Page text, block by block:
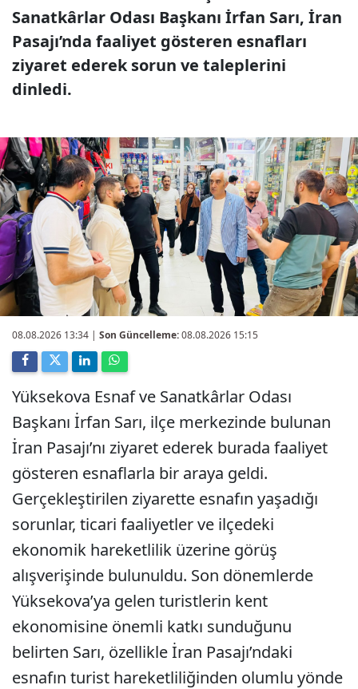
Sanatkârlar Odası Başkanı İrfan Sarı, İran
Pasajı’nda faaliyet gösteren esnafları
ziyaret ederek sorun ve taleplerini
dinledi.
08.08.2026 13:34 | Son Güncelleme:08.08.2026 15:15
Yüksekova Esnaf ve Sanatkârlar Odası
Başkanı İrfan Sarı, ilçe merkezinde bulunan
İran Pasajı’nı ziyaret ederek burada faaliyet
gösteren esnaflarla bir araya geldi.
Gerçekleştirilen ziyarette esnafın yaşadığı
sorunlar, ticari faaliyetler ve ilçedeki
ekonomik hareketlilik üzerine görüş
alışverişinde bulunuldu. Son dönemlerde
Yüksekova’ya gelen turistlerin kent
ekonomisine önemli katkı sunduğunu
belirten Sarı, özellikle İran Pasajı’ndaki
esnafın turist hareketliliğinden olumlu yönde